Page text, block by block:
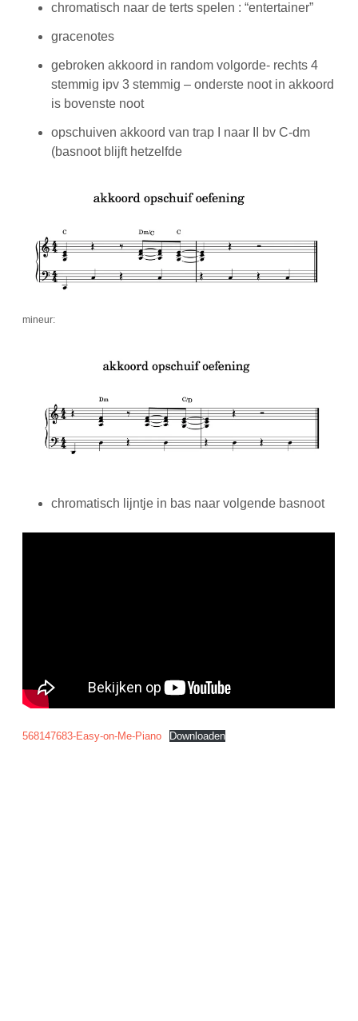
chromatisch naar de terts spelen : “entertainer”
gracenotes
gebroken akkoord in random volgorde- rechts 4
stemmig ipv 3 stemmig – onderste noot in akkoord
is bovenste noot
opschuiven akkoord van trap I naar II bv C-dm
(basnoot blijft hetzelfde
mineur:
chromatisch lijntje in bas naar volgende basnoot
568147683-Easy-on-Me-Piano Downloaden